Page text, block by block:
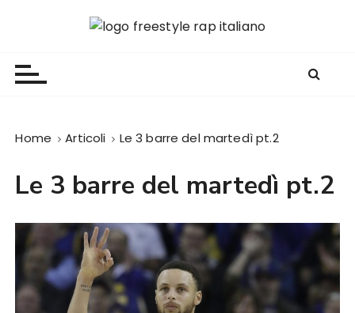
Home Articoli Le 3 barre del martedì pt.2
Le 3 barre del martedì pt.2